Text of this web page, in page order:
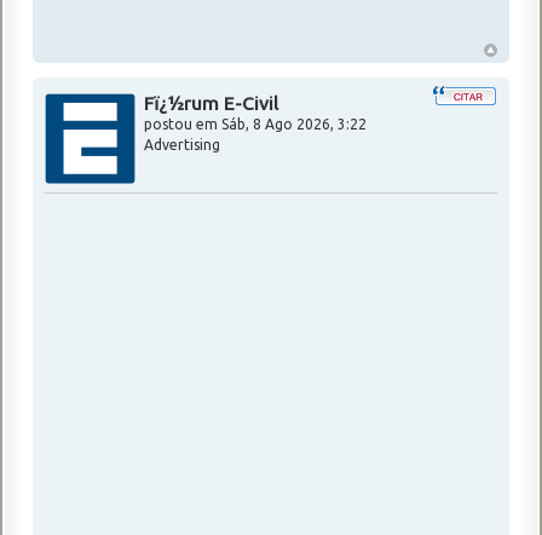
Fï¿½rum E-Civil
postou em Sáb, 8 Ago 2026, 3:22
Advertising